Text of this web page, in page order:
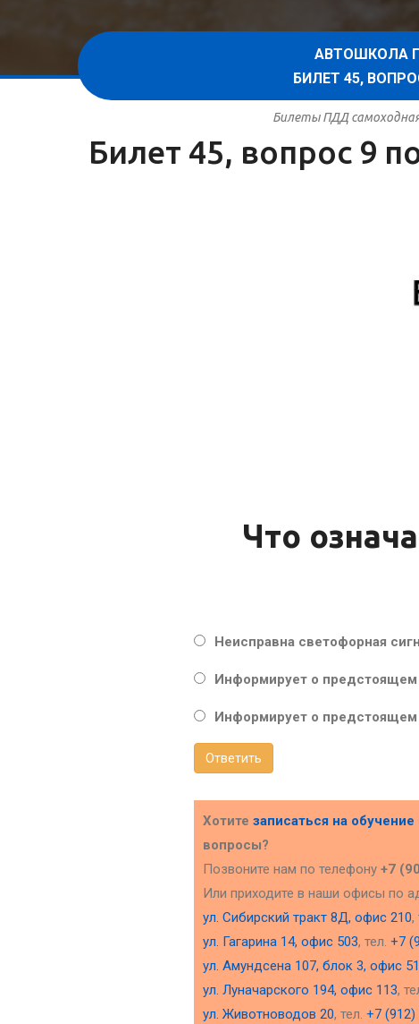
АВТОШКОЛА
БИЛЕТ 45,
Билеты ПДД
Билет 45, вопрос 9
Что
Неисправна светофорная
Информирует о предстоящем
Информирует о предстоящем
Ответить
Хотите записаться на
вопросы?
Позвоните нам по телефону +7
Или приходите в наши офисы по
ул. Сибирский тракт 8Д, офис 210,
ул. Гагарина 14, офис 503, тел. +7
ул. Амундсена 107, блок 3, офис
ул. Луначарского 194, офис 113,
ул. Животноводов 20, тел. +7 (912)